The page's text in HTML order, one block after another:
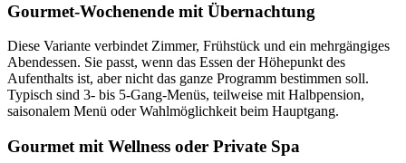
Gourmet-Wochenende mit Übernachtung
Diese Variante verbindet Zimmer, Frühstück und ein mehrgängiges
Abendessen. Sie passt, wenn das Essen der Höhepunkt des
Aufenthalts ist, aber nicht das ganze Programm bestimmen soll.
Typisch sind 3- bis 5-Gang-Menüs, teilweise mit Halbpension,
saisonalem Menü oder Wahlmöglichkeit beim Hauptgang.
Gourmet mit Wellness oder Private Spa